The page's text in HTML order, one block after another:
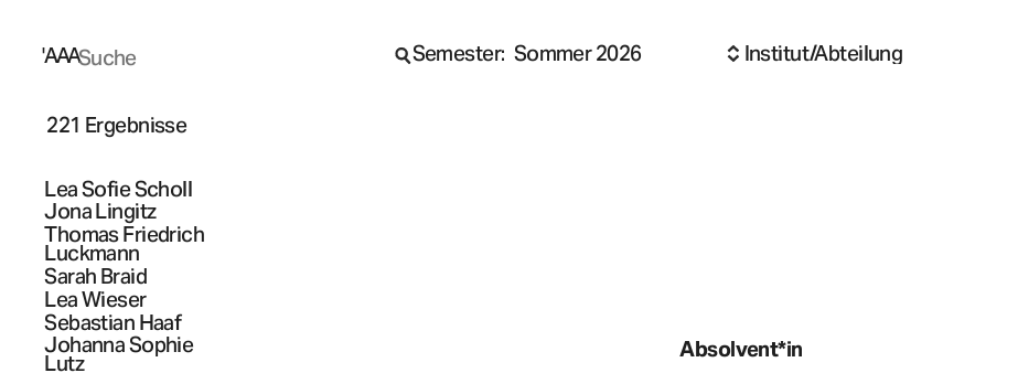
AAA Semester: Sommer 2026 Institut/Abteilung
221 Ergebnisse
Lea SofieScholl
JonaLingitz
Thomas Friedrich
Luckmann
Sarah Braid
LeaWieser
Sebastian Haaf
Johanna Sophie
Lutz
Absolvent*in